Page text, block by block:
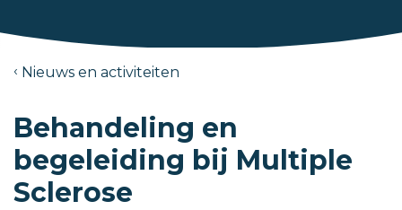
Nieuws en activiteiten
Behandeling en
begeleiding bij Multiple
Sclerose